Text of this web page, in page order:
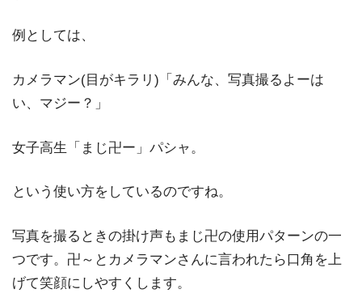
例としては、
カメラマン(目がキラリ)「みんな、写真撮るよーは
い、マジー？」
女子高生「まじ卍ー」パシャ。
という使い方をしているのですね。
写真を撮るときの掛け声もまじ卍の使用パターンの一
つです。卍～とカメラマンさんに言われたら口角を上
げて笑顔にしやすくします。